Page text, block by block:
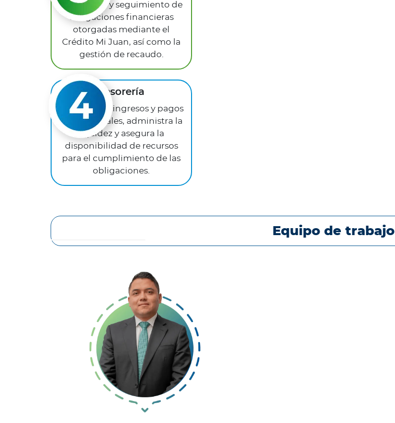
asignación y seguimiento de
obligaciones financieras
otorgadas mediante el
Crédito Mi Juan, así como la
gestión de recaudo.
Tesorería
Gestiona los ingresos y pagos
institucionales, administra la
liquidez y asegura la
disponibilidad de recursos
para el cumplimiento de las
obligaciones.
Equipo de trabajo